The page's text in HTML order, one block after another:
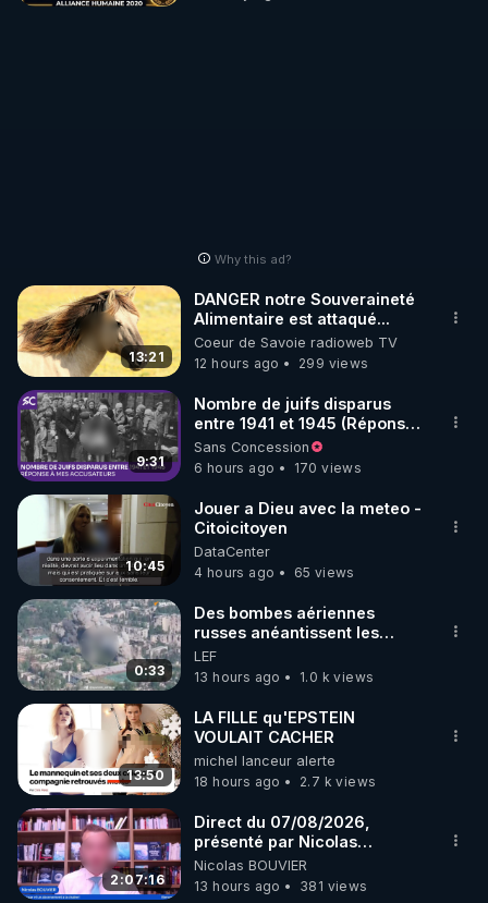
Why this ad?
13:21
DANGER notre Souveraineté
Alimentaire est attaqué...
Coeur de Savoie radioweb TV
12 hours ago
299 views
9:31
Nombre de juifs disparus
entre 1941 et 1945 (Réponse
à mes accusateurs)
Sans Concession
6 hours ago
170 views
10:45
Jouer a Dieu avec la meteo -
Citoicitoyen
DataCenter
4 hours ago
65 views
0:33
Des bombes aériennes
russes anéantissent les
centres de contrôle de
drones de 3 brigades
ukrainienne
LEF
13 hours ago
1.0 k views
13:50
LA FILLE qu'EPSTEIN
VOULAIT CACHER
michel lanceur alerte
18 hours ago
2.7 k views
2:07:16
Direct du 07/08/2026,
présenté par Nicolas
BOUVIER
Nicolas BOUVIER
13 hours ago
381 views